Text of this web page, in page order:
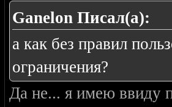
Ganelon Писал(а):
а как без правил
ограничения?
Да не... я имею ввиду